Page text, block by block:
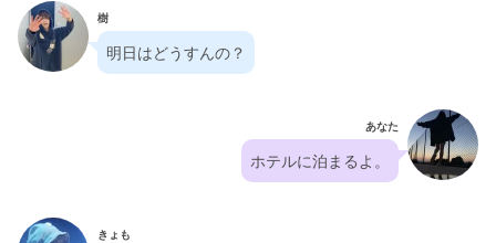
樹
明日はどうすんの？
あなた
ホテルに泊まるよ。
きょも